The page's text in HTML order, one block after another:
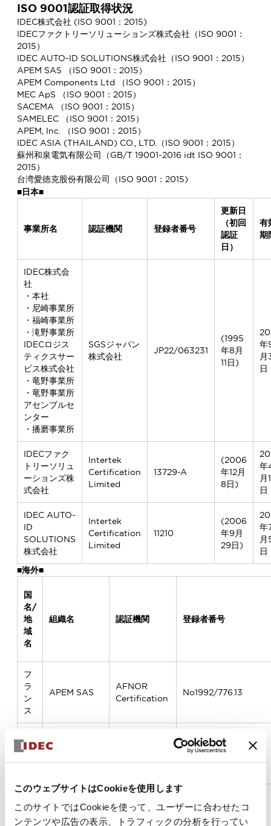
このウェブサイトはCookieを使用します
このサイトではCookieを使って、ユーザーに合わせたコ
ンテンツや広告の表示、トラフィックの分析を行ってい
ISO 9001認証取得状況
IDEC株式会社 (ISO 9001：2015)
IDECファクトリーソリューションズ株式会社（ISO 9001：
2015）
IDEC AUTO-ID SOLUTIONS株式会社（ISO 9001：2015）
APEM SAS （ISO 9001：2015）
APEM Components Ltd （ISO 9001：2015）
MEC ApS （ISO 9001：2015）
SACEMA （ISO 9001：2015）
SAMELEC （ISO 9001：2015）
APEM, Inc. （ISO 9001：2015）
IDEC ASIA (THAILAND) CO., LTD.（ISO 9001：2015）
蘇州和泉電気有限公司（GB/T 19001-2016 idt ISO 9001：
2015）
台湾愛徳克股份有限公司（ISO 9001：2015)
■日本■
事業所名 認証機関 登録者番号
更新日
（初回
認証
日）
有
期
IDEC株式会
社
・本社
・尼崎事業所
・福崎事業所
・滝野事業所
IDECロジス
ティクスサー
ビス株式会社
・竜野事業所
・竜野事業所
アセンブルセ
ンター
・播磨事業所
SGSジャパン
株式会社
JP22/063231
(1995
年8月
11日)
年
日
IDECファク
トリーソリュ
ーションズ株
式会社
Intertek
Certification
Limited
13729-A
(2006
年12月
8日)
年
月
日
IDEC AUTO-
ID
SOLUTIONS
株式会社
Intertek
Certification
Limited
11210
(2006
年9月
29日)
年
月
日
■海外■
国
名/
地
域
名
組織名 認証機関 登録者番号
フ
ラ
ン
ス
APEM SAS
AFNOR
Certification
No1992/776.13
英
APEM
Components
Ltd
FM67874
デ
ン
マ
MEC ApS
Bureau
Veritas
DK017289